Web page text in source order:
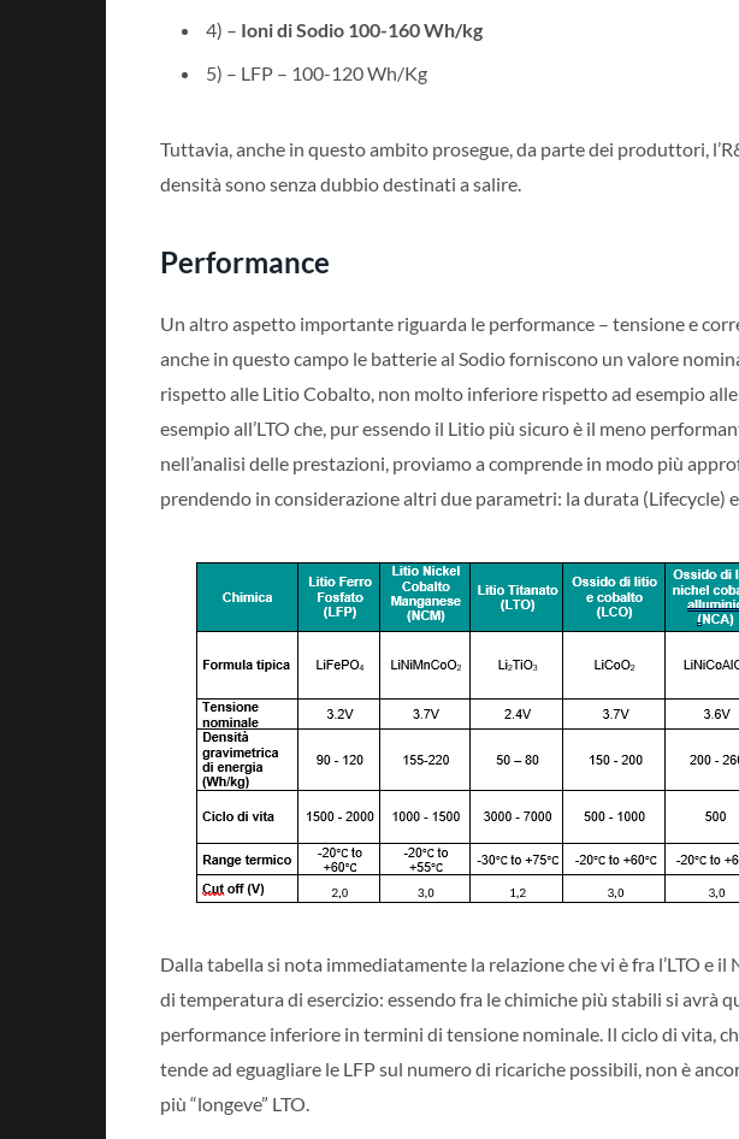
4) – Ioni di Sodio 100-160 Wh/kg
5) – LFP – 100-120 Wh/Kg
Tuttavia, anche in questo ambito prosegue, da parte dei produttori,
densità sono senza dubbio destinati a salire.
Performance
Un altro aspetto importante riguarda le performance – tensione e
anche in questo campo le batterie al Sodio forniscono un valore
rispetto alle Litio Cobalto, non molto inferiore rispetto ad esempio alle
esempio all’LTO che, pur essendo il Litio più sicuro è il meno
nell’analisi delle prestazioni, proviamo a comprende in modo più
prendendo in considerazione altri due parametri: la durata (Lifecycle)
Dalla tabella si nota immediatamente la relazione che vi è fra l’LTO e
di temperatura di esercizio: essendo fra le chimiche più stabili si avrà
performance inferiore in termini di tensione nominale. Il ciclo di vita,
tende ad eguagliare le LFP sul numero di ricariche possibili, non è
più “longeve” LTO.